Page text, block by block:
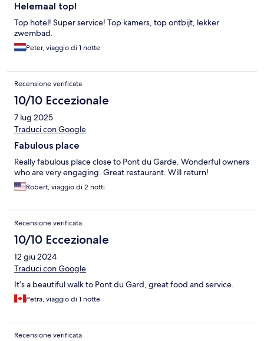
Helemaal top!
Top hotel! Super service! Top kamers, top ontbijt, lekker
zwembad.
Peter, viaggio di 1 notte
Recensione verificata
10/10 Eccezionale
7 lug 2025
Traduci con Google
Fabulous place
Really fabulous place close to Pont du Garde. Wonderful owners
who are very engaging. Great restaurant. Will return!
Robert, viaggio di 2 notti
Recensione verificata
10/10 Eccezionale
12 giu 2024
Traduci con Google
It’s a beautiful walk to Pont du Gard, great food and service.
Petra, viaggio di 1 notte
Recensione verificata